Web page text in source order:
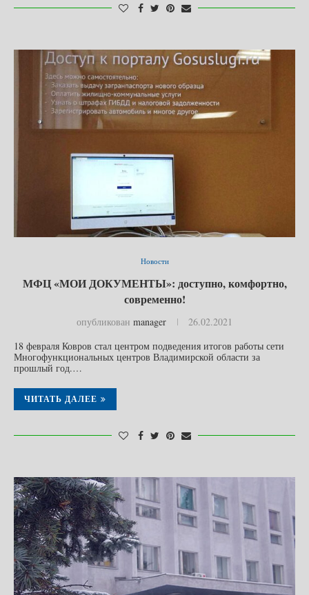
Новости
МФЦ «МОИ ДОКУМЕНТЫ»: доступно, комфортно,
современно!
опубликован manager
26.02.2021
18 февраля Ковров стал центром подведения итогов работы сети
Многофункциональных центров Владимирской области за
прошлый год.…
ЧИТАТЬ ДАЛЕЕ